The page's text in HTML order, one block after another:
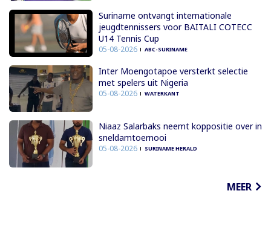
Suriname ontvangt internationale
jeugdtennissers voor BAITALI COTECC
U14 Tennis Cup
05-08-2026 ABC-SURINAME
Inter Moengotapoe versterkt selectie
met spelers uit Nigeria
05-08-2026 WATERKANT
Niaaz Salarbaks neemt koppositie over in
sneldamtoernooi
05-08-2026 SURINAME HERALD
MEER